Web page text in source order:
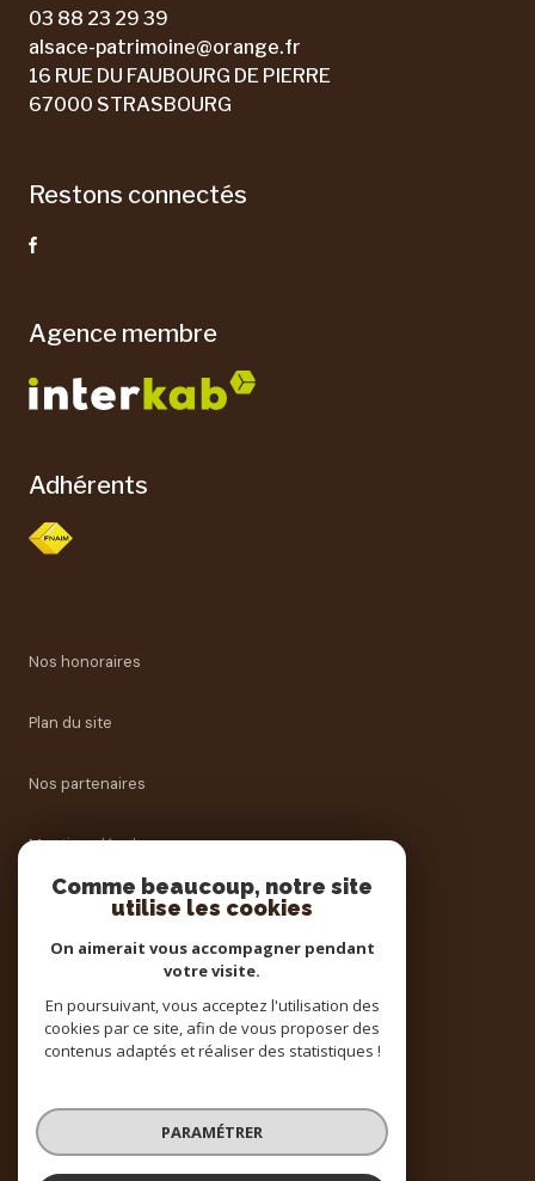
03 88 23 29 39
alsace-patrimoine@orange.fr
16 RUE DU FAUBOURG DE PIERRE
67000 STRASBOURG
Restons connectés
Agence membre
Adhérents
nos honoraires
plan du site
nos partenaires
mentions légales
cookies
© 2026 | Tous droits réservés
Comme beaucoup, notre site
utilise les cookies
On aimerait vous accompagner pendant
votre visite.
En poursuivant, vous acceptez l'utilisation des
cookies par ce site, afin de vous proposer des
contenus adaptés et réaliser des statistiques !
PARAMÉTRER